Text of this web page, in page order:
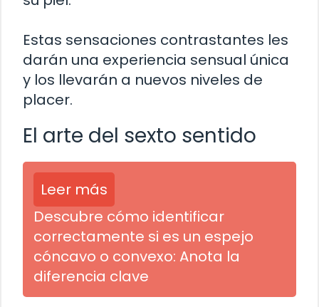
Estas sensaciones contrastantes les
darán una experiencia sensual única
y los llevarán a nuevos niveles de
placer.
El arte del sexto sentido
Leer más
Descubre cómo identificar
correctamente si es un espejo
cóncavo o convexo: Anota la
diferencia clave